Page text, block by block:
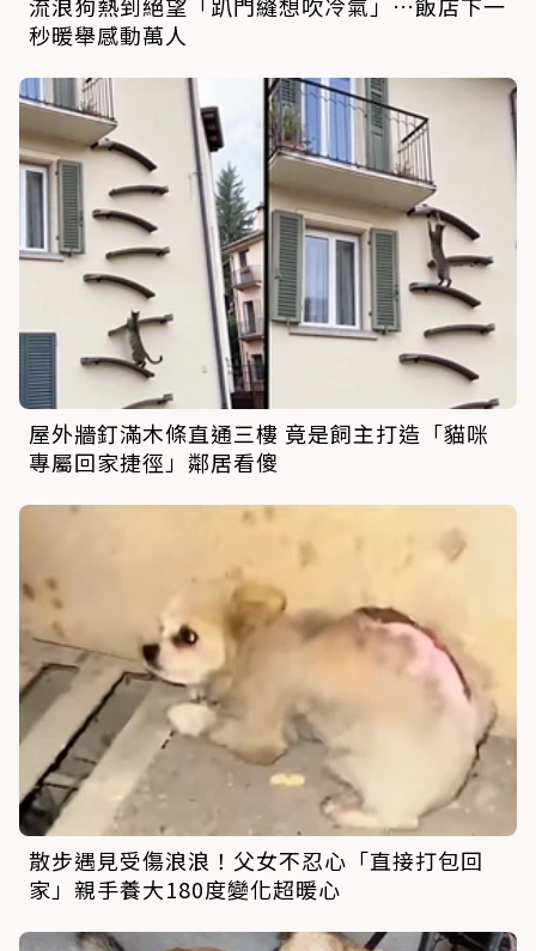
秒暖舉感動萬人
屋外牆釘滿木條直通三樓 竟是飼主打造「貓咪
專屬回家捷徑」鄰居看傻
散步遇見受傷浪浪！父女不忍心「直接打包回
家」親手養大180度變化超暖心